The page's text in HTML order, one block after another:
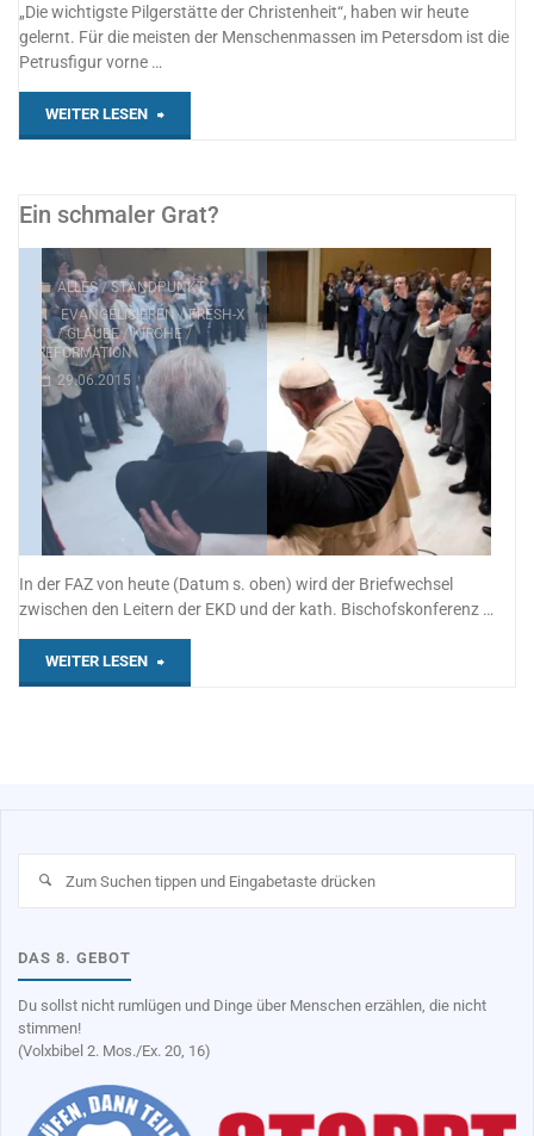
„Die wichtigste Pilgerstätte der Christenheit“, haben wir heute
gelernt. Für die meisten der Menschenmassen im Petersdom ist die
Petrusfigur vorne …
WEITER LESEN "Petrusgrab"
Ein schmaler Grat?
ALLES / STANDPUNKT
EVANGELISIEREN /FRESH-X
/GLAUBE/KIRCHE/
REFORMATION
29.06.2015
In der FAZ von heute (Datum s. oben) wird der Briefwechsel
zwischen den Leitern der EKD und der kath. Bischofskonferenz …
WEITER LESEN "Ein
DAS 8. GEBOT
Du sollst nicht rumlügen und Dinge über Menschen erzählen, die nicht
stimmen!
(Volxbibel 2. Mos./Ex. 20, 16)